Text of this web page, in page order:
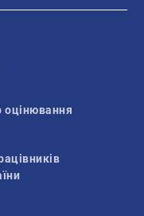
оцінювання